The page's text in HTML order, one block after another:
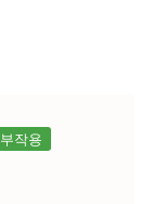
부작용